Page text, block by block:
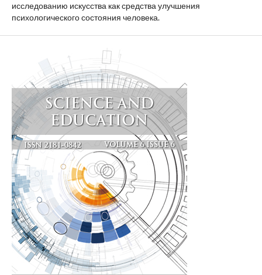
исследованию искусства как средства улучшения
психологического состояния человека.